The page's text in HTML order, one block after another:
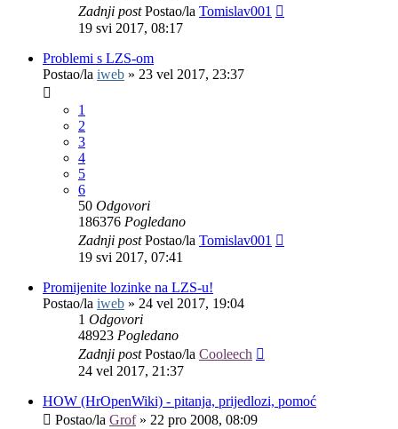
Zadnji postPostao/la Tomislav001
19 svi 2017, 08:17
Problemi s LZS-om
Postao/la iweb » 23 vel 2017, 23:37
1
2
3
4
5
6
50 Odgovori
186376 Pogledano
Zadnji postPostao/la Tomislav001
19 svi 2017, 07:41
Promijenite lozinke na LZS-u!
Postao/la iweb » 24 vel 2017, 19:04
1 Odgovori
48923 Pogledano
Zadnji postPostao/la Cooleech
24 vel 2017, 21:37
HOW (HrOpenWiki) - pitanja, prijedlozi, pomoć
Postao/la Grof» 22 pro 2008, 08:09